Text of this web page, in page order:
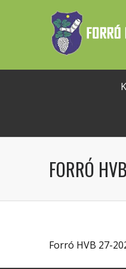
FORRÓ
Forró HVB 27-